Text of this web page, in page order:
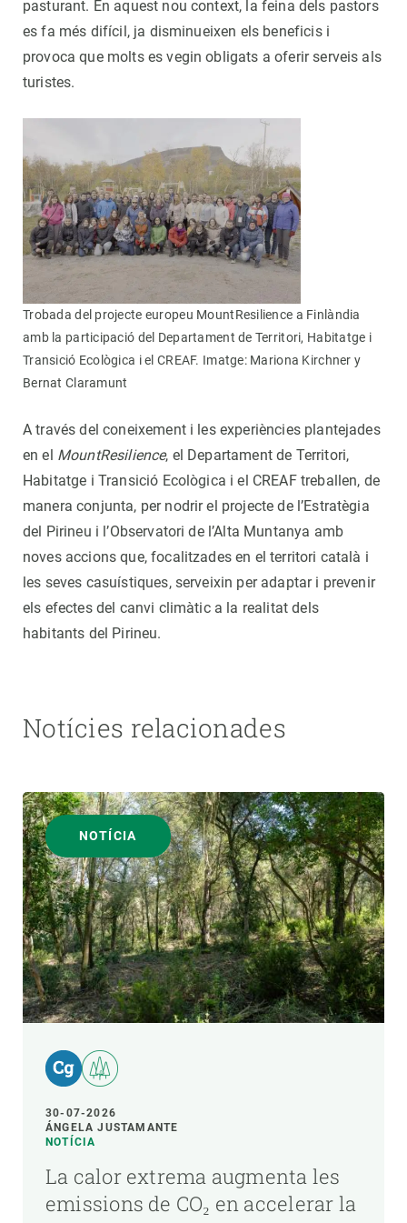
pasturant. En aquest nou context, la feina dels pastors
es fa més difícil, ja disminueixen els beneficis i
provoca que molts es vegin obligats a oferir serveis als
turistes.
Trobada del projecte europeu MountResilience a Finlàndia
amb la participació del Departament de Territori, Habitatge i
Transició Ecològica i el CREAF. Imatge: Mariona Kirchner y
Bernat Claramunt
A través del coneixement i les experiències plantejades
en el MountResilience, el Departament de Territori,
Habitatge i Transició Ecològica i el CREAF treballen, de
manera conjunta, per nodrir el projecte de l’Estratègia
del Pirineu i l’Observatori de l’Alta Muntanya amb
noves accions que, focalitzades en el territori català i
les seves casuístiques, serveixin per adaptar i prevenir
els efectes del canvi climàtic a la realitat dels
habitants del Pirineu.
Notícies relacionades
NOTÍCIA
30-07-2026
ÁNGELA JUSTAMANTE
NOTÍCIA
La calor extrema augmenta les
emissions de CO₂ en accelerar la